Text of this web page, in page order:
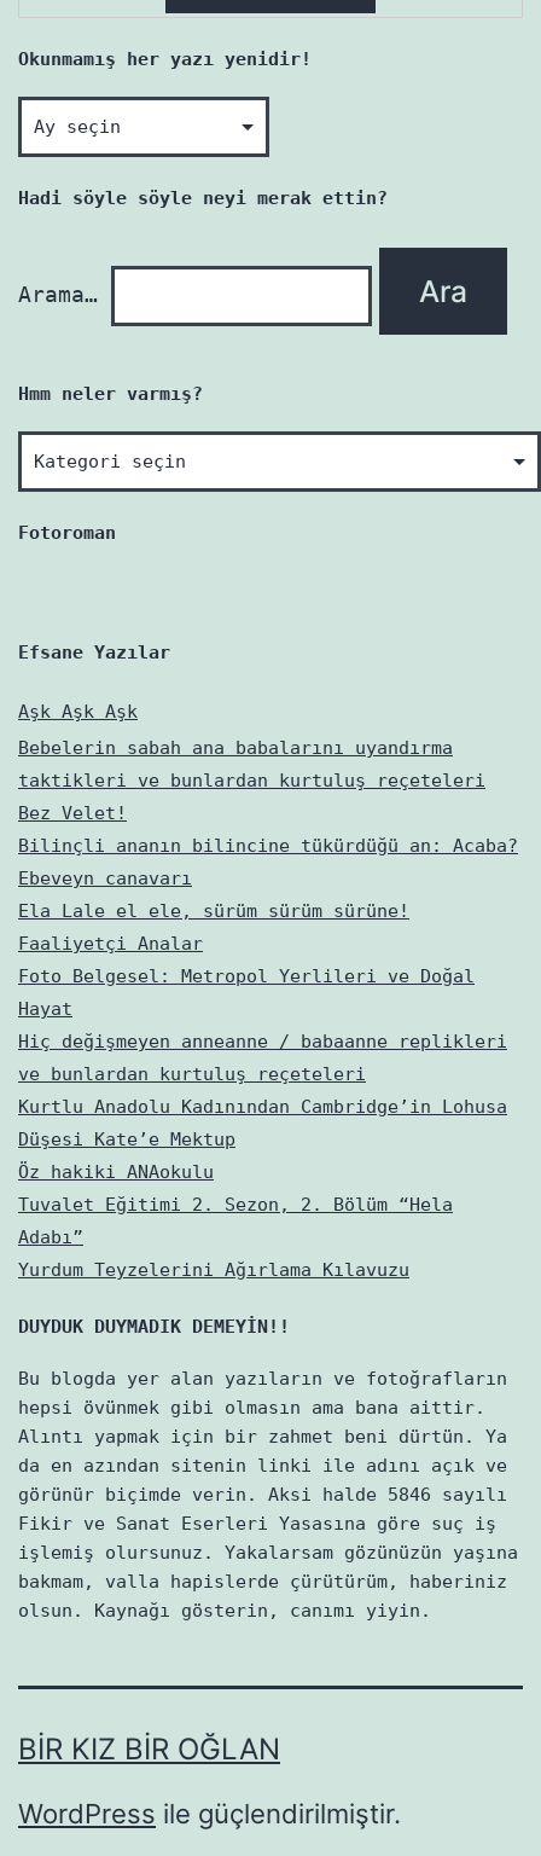
Okunmamış her yazı yenidir!
Okunmamış
her
yazı
Hadi söyle söyle neyi merak ettin?
Arama…
Hmm neler varmış?
Hmm
neler
varmış?
Fotoroman
Efsane Yazılar
Aşk Aşk Aşk
Bebelerin sabah ana babalarını uyandırma
taktikleri ve bunlardan kurtuluş reçeteleri
Bez Velet!
Bilinçli ananın bilincine tükürdüğü an: Acaba?
Ebeveyn canavarı
Ela Lale el ele, sürüm sürüm sürüne!
Faaliyetçi Analar
Foto Belgesel: Metropol Yerlileri ve Doğal
Hayat
Hiç değişmeyen anneanne / babaanne replikleri
ve bunlardan kurtuluş reçeteleri
Kurtlu Anadolu Kadınından Cambridge’in Lohusa
Düşesi Kate’e Mektup
Öz hakiki ANAokulu
Tuvalet Eğitimi 2. Sezon, 2. Bölüm “Hela
Adabı”
Yurdum Teyzelerini Ağırlama Kılavuzu
DUYDUK DUYMADIK DEMEYİN!!
Bu blogda yer alan yazıların ve fotoğrafların
hepsi övünmek gibi olmasın ama bana aittir.
Alıntı yapmak için bir zahmet beni dürtün. Ya
da en azından sitenin linki ile adını açık ve
görünür biçimde verin. Aksi halde 5846 sayılı
Fikir ve Sanat Eserleri Yasasına göre suç iş
işlemiş olursunuz. Yakalarsam gözünüzün yaşına
bakmam, valla hapislerde çürütürüm, haberiniz
olsun. Kaynağı gösterin, canımı yiyin.
BIR KIZ BIR OĞLAN
WordPress ile güçlendirilmiştir.